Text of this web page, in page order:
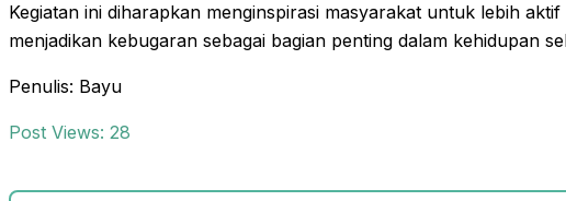
Kegiatan ini diharapkan menginspirasi masyarakat untuk lebih
menjadikan kebugaran sebagai bagian penting dalam kehidupan
Penulis: Bayu
Post Views: 28